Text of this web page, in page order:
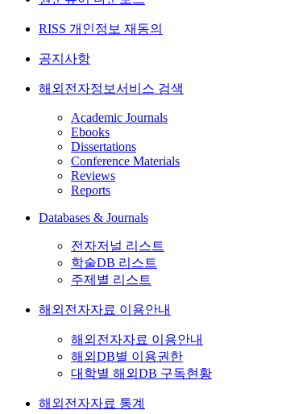
RISS 개인정보 재동의
공지사항
해외전자정보서비스 검색
Academic Journals
Ebooks
Dissertations
Conference Materials
Reviews
Reports
Databases & Journals
전자저널 리스트
학술DB 리스트
주제별 리스트
해외전자자료 이용안내
해외전자자료 이용안내
해외DB별 이용권한
대학별 해외DB 구독현황
해외전자자료 통계